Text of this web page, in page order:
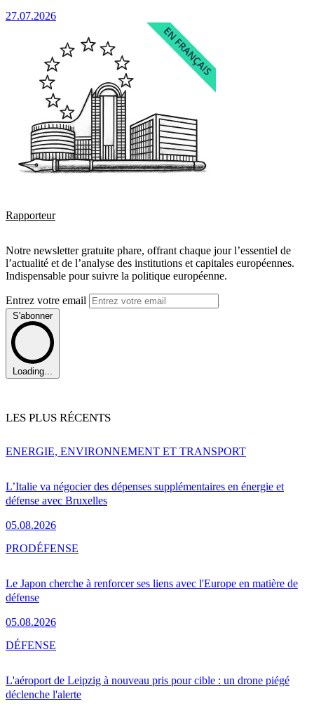
27.07.2026
Rapporteur
Notre newsletter gratuite phare, offrant chaque jour l’essentiel de
l’actualité et de l’analyse des institutions et capitales européennes.
Indispensable pour suivre la politique européenne.
Entrez votre email
S'abonner
Loading...
LES PLUS RÉCENTS
L’Italie va négocier des dépenses supplémentaires en énergie et
défense avec Bruxelles
05.08.2026
ENERGIE, ENVIRONNEMENT ET TRANSPORT
Le Japon cherche à renforcer ses liens avec l'Europe en matière de
défense
05.08.2026
PRODÉFENSE
L'aéroport de Leipzig à nouveau pris pour cible : un drone piégé
déclenche l'alerte
DÉFENSE